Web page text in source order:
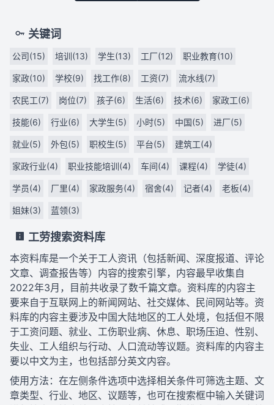
关键词
公司(15) 培训(13) 学生(13) 工厂(12) 职业教育(10)
家政(10) 学校(9) 找工作(8) 工资(7) 流水线(7)
农民工(7) 岗位(7) 孩子(6) 生活(6) 技术(6) 家政工(6)
技能(6) 行业(6) 大学生(5) 小时(5) 中国(5) 进厂(5)
就业(5) 外包(5) 职校生(5) 平台(5) 建筑工(4)
家政行业(4) 职业技能培训(4) 车间(4) 课程(4) 学徒(4)
学员(4) 厂里(4) 家政服务(4) 宿舍(4) 记者(4) 老板(4)
姐妹(3) 蓝领(3)
工劳搜索资料库
本资料库是一个关于工人资讯（包括新闻、深度报道、评论
文章、调查报告等）内容的搜索引擎，内容最早收集自
2022年3月，目前共收录了数千篇文章。资料库的内容主
要来自于互联网上的新闻网站、社交媒体、民间网站等。资
料库的内容主要涉及中国大陆地区的工人处境，包括但不限
于工资问题、就业、工伤职业病、休息、职场压迫、性别、
失业、工人组织与行动、人口流动等议题。资料库的内容主
要以中文为主，也包括部分英文内容。
使用方法：在左侧条件选项中选择相关条件可筛选主题、文
章类型、行业、地区、议题等，也可在搜索框中输入关键词